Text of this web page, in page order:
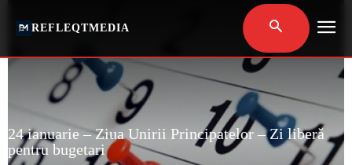
REFLEQTMEDIA
24 ianuarie – Ziua Unirii Principatelor – Zi liberă
pentru bugetari